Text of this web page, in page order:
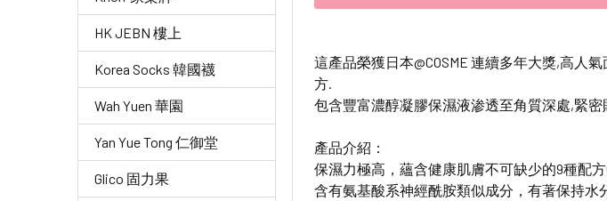
HK JEBN 樓上
Korea Socks 韓國襪
Wah Yuen 華園
Yan Yue Tong 仁御堂
Glico 固力果
這產品榮獲日本@COSME 連續多年大獎,高人
方.
包含豐富濃醇凝膠保濕液渗透至角質深處,緊
產品介紹：
保濕力極高，蘊含健康肌膚不可缺少的9種配
含有氨基酸系神經酰胺類似成分，有著保持水